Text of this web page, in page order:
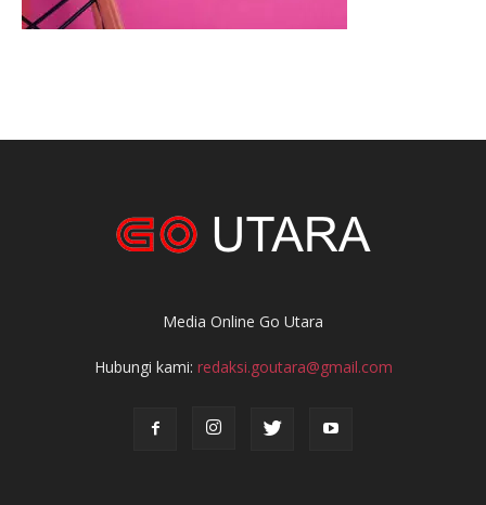
Media Online Go Utara
Hubungi kami: redaksi.goutara@gmail.com